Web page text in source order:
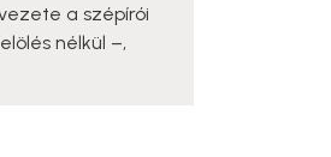
a szépírói
nélkül –,